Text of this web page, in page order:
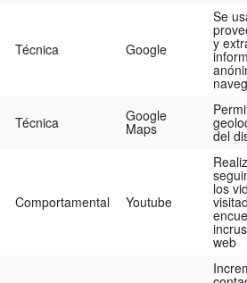
Técnica Google
Se
y
Técnica Google
Maps del
Comportamental Youtube
los
web